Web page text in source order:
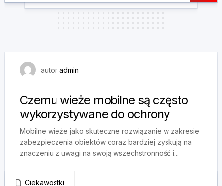
autor admin
Czemu wieże mobilne są często
wykorzystywane do ochrony
Mobilne wieże jako skuteczne rozwiązanie w zakresie
zabezpieczenia obiektów coraz bardziej zyskują na
znaczeniu z uwagi na swoją wszechstronność i...
Ciekawostki